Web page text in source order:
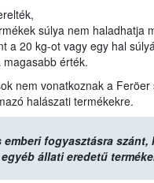
súlya nem haladhatja
a 20 kg-ot vagy egy hal
magasabb érték.
nem vonatkoznak a
halászati termékekre.
emberi fogyasztásra szánt,
állati eredetű